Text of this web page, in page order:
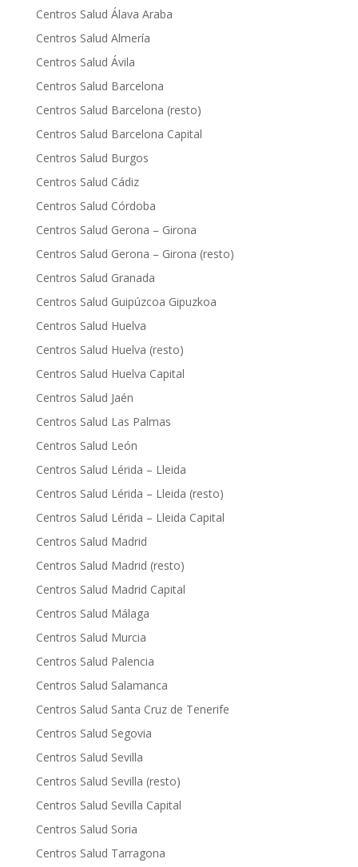
Centros Salud Álava Araba
Centros Salud Almería
Centros Salud Ávila
Centros Salud Barcelona
Centros Salud Barcelona (resto)
Centros Salud Barcelona Capital
Centros Salud Burgos
Centros Salud Cádiz
Centros Salud Córdoba
Centros Salud Gerona – Girona
Centros Salud Gerona – Girona (resto)
Centros Salud Granada
Centros Salud Guipúzcoa Gipuzkoa
Centros Salud Huelva
Centros Salud Huelva (resto)
Centros Salud Huelva Capital
Centros Salud Jaén
Centros Salud Las Palmas
Centros Salud León
Centros Salud Lérida – Lleida
Centros Salud Lérida – Lleida (resto)
Centros Salud Lérida – Lleida Capital
Centros Salud Madrid
Centros Salud Madrid (resto)
Centros Salud Madrid Capital
Centros Salud Málaga
Centros Salud Murcia
Centros Salud Palencia
Centros Salud Salamanca
Centros Salud Santa Cruz de Tenerife
Centros Salud Segovia
Centros Salud Sevilla
Centros Salud Sevilla (resto)
Centros Salud Sevilla Capital
Centros Salud Soria
Centros Salud Tarragona